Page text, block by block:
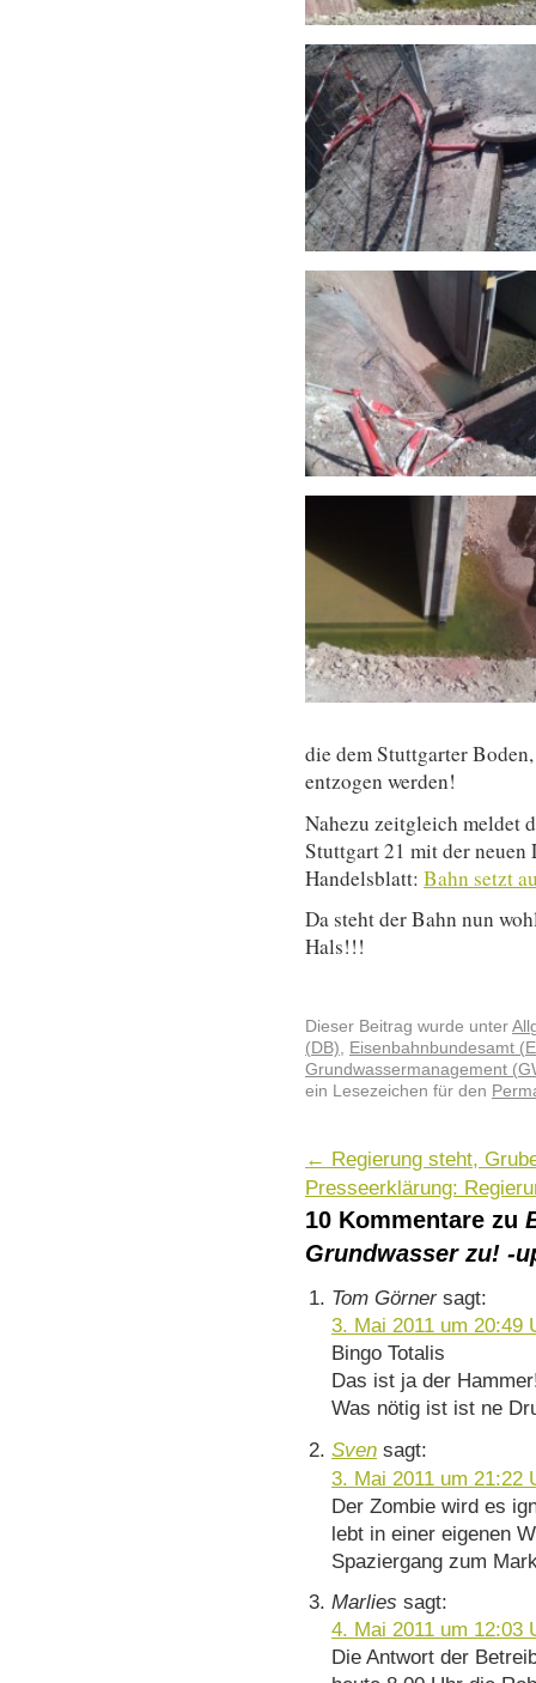
die dem Stuttgarter
entzogen werden!
Nahezu zeitgleich meldet
Stuttgart 21 mit der neuen
Handelsblatt: Bahn setzt
Da steht der Bahn nun
Hals!!!
Dieser Beitrag wurde unter
(DB)
Eisenbahnbundesamt
Grundwassermanagement
ein Lesezeichen für den
← Regierung steht,
Presseerklärung:
10 Kommentare zu
Grundwasser zu! -
Tom Görner sagt:
3. Mai 2011 um 20:49
Bingo Totalis
Das ist ja der
Was nötig ist ist ne
Sven sagt:
3. Mai 2011 um 21:22
Der Zombie wird es
lebt in einer eigenen
Spaziergang zum
Marlies sagt:
4. Mai 2011 um 12:03
Die Antwort der